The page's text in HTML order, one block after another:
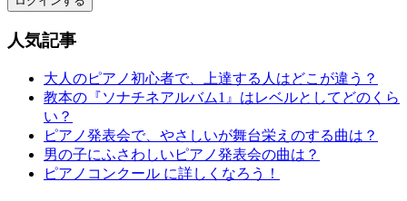
人気記事
大人のピアノ初心者で、上達する人はどこが違う？
教本の『ソナチネアルバム1』はレベルとしてどのくら
い？
ピアノ発表会で、やさしいが舞台栄えのする曲は？
男の子にふさわしいピアノ発表会の曲は？
ピアノコンクール に詳しくなろう！